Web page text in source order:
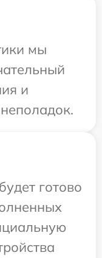
мы
и
готово